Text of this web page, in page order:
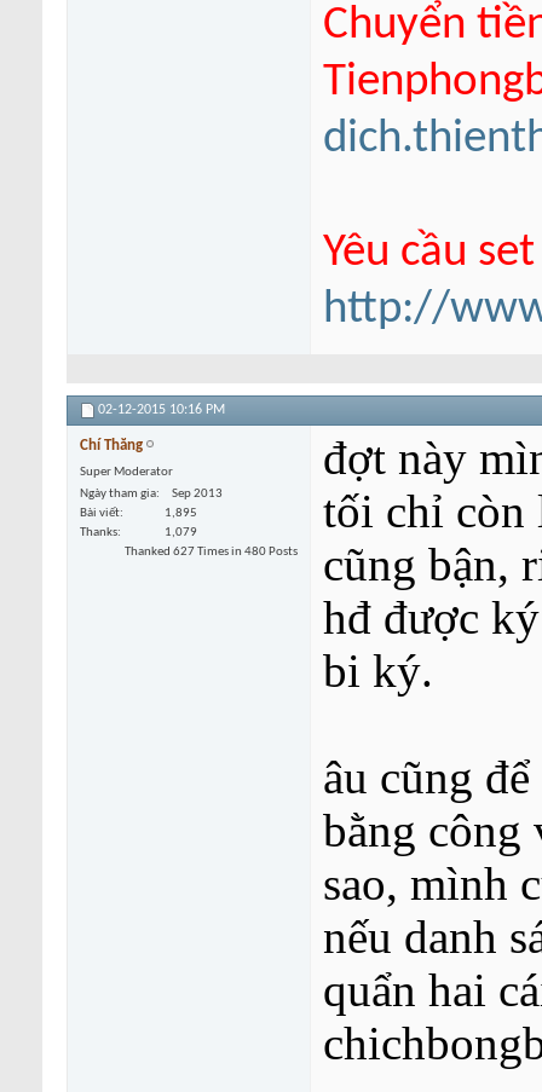
Chuyển
Yêu cầu
http://
02-12-2015 10:16 PM
Chí Thăng
Super Moderator
Ngày tham gia
Sep 2013
Bài viết
1,895
Thanks
1,079
Thanked 627 Times in 480 Posts
đợt này
tối chỉ còn
cũng bận,
hđ được
bi ký.
âu cũng
bằng công
sao, mình
nếu danh
quẩn hai